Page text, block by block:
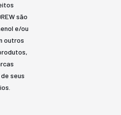
são
e/ou
outros
seus